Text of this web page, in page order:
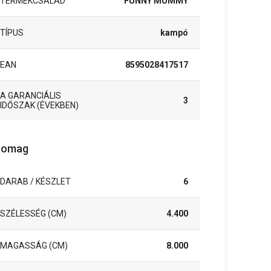
TÍPUS kampó
EAN 8595028417517
A GARANCIÁLIS
IDŐSZAK (ÉVEKBEN)
3
DARAB / KÉSZLET 6
SZÉLESSÉG (CM) 4.400
MAGASSÁG (CM) 8.000